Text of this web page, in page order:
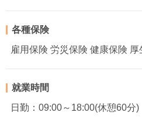
各種保険
雇用保険 労災保険 健康保険 厚
就業時間
日勤：09:00～18:00(休憩60分)